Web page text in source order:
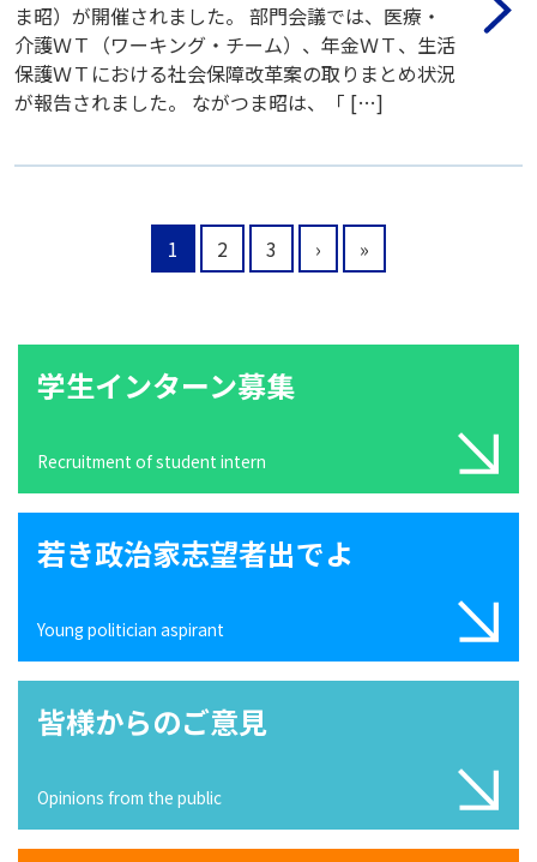
ま昭）が開催されました。 部門会議では、医療・
介護ＷＴ（ワーキング・チーム）、年金ＷＴ、生活
保護ＷＴにおける社会保障改革案の取りまとめ状況
が報告されました。 ながつま昭は、「 […]
1 2 3 › »
学生インターン募集
Recruitment of student intern
若き政治家志望者出でよ
Young politician aspirant
皆様からのご意見
Opinions from the public